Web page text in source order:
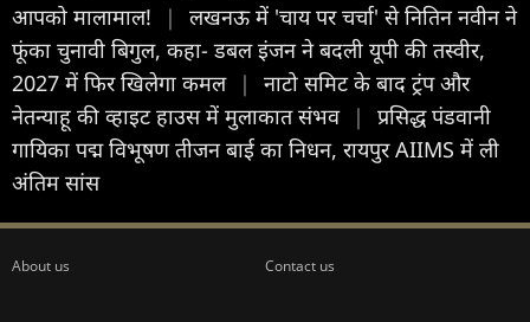
आपको मालामाल!
|
लखनऊ में 'चाय पर चर्चा' से नितिन नवीन ने
फूंका चुनावी बिगुल, कहा- डबल इंजन ने बदली यूपी की तस्वीर,
2027 में फिर खिलेगा कमल |
नाटो समिट के बाद ट्रंप और
नेतन्याहू की व्हाइट हाउस में मुलाकात संभव |
प्रसिद्ध पंडवानी
गायिका पद्म विभूषण तीजन बाई का निधन, रायपुर AIIMS में ली
अंतिम सांस
About us Contact us